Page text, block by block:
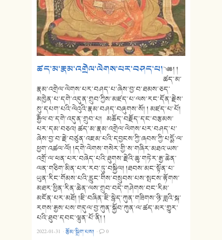
ཚད་མ་རྣམ་འགྲེལ་ལེགས་པར་བཤད་པ།༄༅། །
ཚད་མ་
རྣམ་འགྲེལ་ལེགས་པར་བཤད་པ་ཞེས་བྱ་བ་ཐམས་ཅད་
མཁྱེན་པ་དགེ་འདུན་གྲུབ་ཀྱིས་མཛད་པ་ལས་རང་དོན་རྗེས་
སུ་དཔག་པའི་ལེའུའི་རྣམ་བཤད་བཞུགས་སོ། ། མཛད་པ་པོ།
༸རྒྱལ་བ་དགེ་འདུན་གྲུབ་པ། མཆོད་བརྗོད་དང་བརྩམས་
པར་དམ་བཅའ། ཚད་མ་རྣམ་འགྲེལ་ལེགས་པར་བཤད་པ་
ཞེས་བྱ་བ་རྗེ་བཙུན་འཇམ་པའི་དབྱངས་ཀྱི་ཞབས་ཀྱི་པདྨོ་ལ་
ཕྱག་འཚལ་ལོ། །དགེ་ལེགས་གསེར་གྱི་ས་གཞིར་མཐའ་ཡས་
འགྲོ་ལ་ཕན་པར་བཞེད་པའི་ཐུགས་རྗེའི་ཆུ་གཏེར་རྒྱ་ཆེན་
ལན་གཅིག་མིན་པར་རབ་ཏུ་བསྐྱིལ། །ཐབས་མང་སྟོན་པ་
ཡུན་རིང་གོམས་པའི་རླུང་གིས་བསྲུབས་པས་སྤངས་རྟོགས་
མཐར་ཕྱིན་རིན་ཆེན་ལས་གྲུབ་བདེ་གཤེགས་བང་རིམ་
མངོན་པར་མཐོ། །ཇི་བཞིན་ཇི་སྙེད་ཀུན་གཟིགས་ཉི་ཟླའི་སྐ་
རགས་རྒྱས་པས་གདུལ་བྱ་ཀུན་སྐྱོབ་ཀུན་ལ་ཚད་མར་གྱུར་
པའི་ཐུབ་དབང་ལྷུན་པོ་ནི། །
2022-01-31 ·རྩོམ་སྒྲིག་པས། · 0